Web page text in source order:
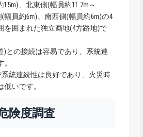
、北東側(幅員約11.7m～
(幅員約6m)、南西側(幅員約6m)の4
を囲まれた独立画地(4方路地)で
)との接続は容易であり、系統連
統連続性は良好であり、火災時
いです。
険度調査